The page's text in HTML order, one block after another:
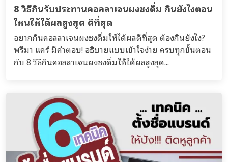
8 วิธีกินรับประทานคอลลาเจนผงชงดื่ม กินยังไงตอน
ไหนให้ได้ผลสูงสุด ดีที่สุด
อยากกินคอลลาเจนผงชงดื่มให้ได้ผลดีที่สุด ต้องกินยังไง?
พรีมา แคร์ มีคำตอบ! อธิบายแบบเข้าใจง่าย ครบทุกขั้นตอน
กับ 8 วิธีกินคอลลาเจนผงชงดื่มให้ได้ผลสูงสุด...